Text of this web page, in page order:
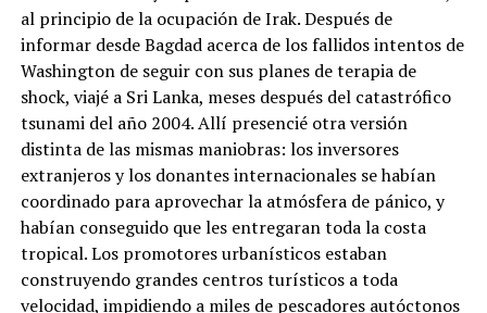
al principio de la ocupación de Irak. Después de
informar desde Bagdad acerca de los fallidos intentos de
Washington de seguir con sus planes de terapia de
shock, viajé a Sri Lanka, meses después del catastrófico
tsunami del año 2004. Allí presencié otra versión
distinta de las mismas maniobras: los inversores
extranjeros y los donantes internacionales se habían
coordinado para aprovechar la atmósfera de pánico, y
habían conseguido que les entregaran toda la costa
tropical. Los promotores urbanísticos estaban
construyendo grandes centros turísticos a toda
velocidad, impidiendo a miles de pescadores autóctonos